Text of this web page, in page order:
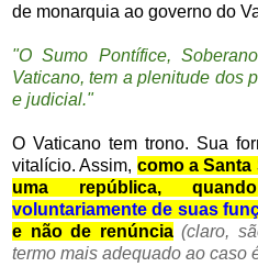
de monarquia ao governo do
"O Sumo Pontífice,
Vaticano, tem a plenitude dos
e judicial."
O Vaticano tem trono. Sua
vitalício. Assim, como a Santa
uma república,
voluntariamente de suas
e não de renúncia (claro,
termo mais adequado ao caso